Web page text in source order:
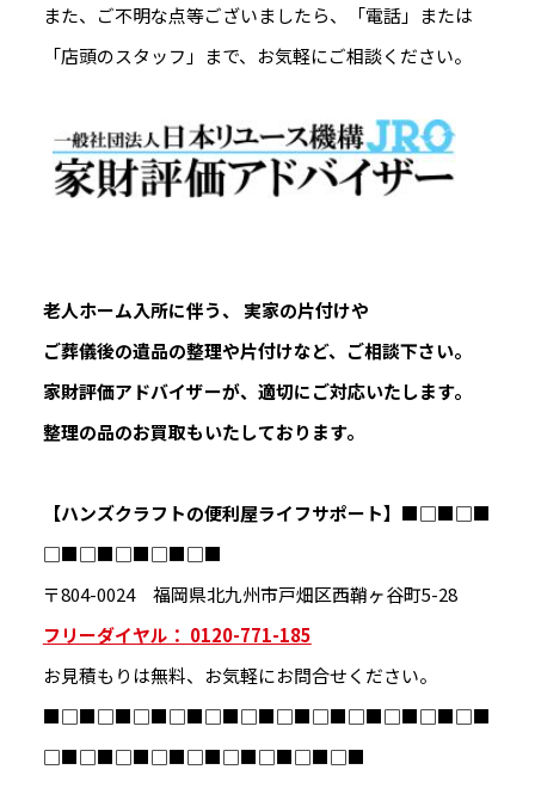
また、ご不明な点等ございましたら、「電話」または
「店頭のスタッフ」まで、お気軽にご相談ください。
老人ホーム入所に伴う、 実家の片付けや
ご葬儀後の遺品の整理や片付けなど、ご相談下さい。
家財評価アドバイザーが、適切にご対応いたします。
整理の品のお買取もいたしております。
【ハンズクラフトの便利屋ライフサポート】 ■□■□■
□■□■□■□■□■
〒804-0024 福岡県北九州市戸畑区西鞘ヶ谷町5-28
フリーダイヤル： 0120-771-185
お見積もりは無料、お気軽にお問合せください。
■□■□■□■□■□■□■□■□■□■□■□■□■
□■□■□■□■□■□■□■□■□■